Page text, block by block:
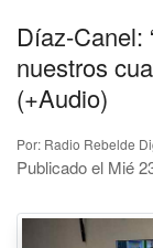
Díaz-Canel:
nuestros
(+Audio)
Por: Radio Rebelde
Publicado el Mié